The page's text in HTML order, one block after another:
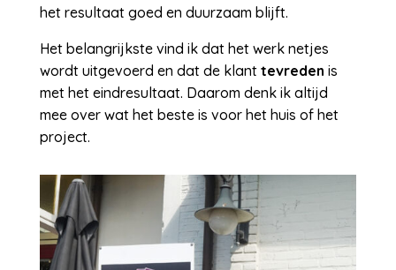
het resultaat goed en duurzaam blijft.
Het belangrijkste vind ik dat het werk netjes
wordt uitgevoerd en dat de klanttevreden is
met het eindresultaat. Daarom denk ik altijd
mee over wat het beste is voor het huis of het
project.